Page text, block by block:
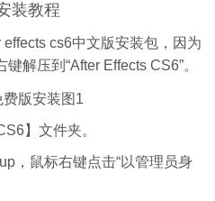
装教程
cs6中文版安装包，因为
解压到“After Effects CS6”。
】文件夹。
，鼠标右键点击“以管理员身